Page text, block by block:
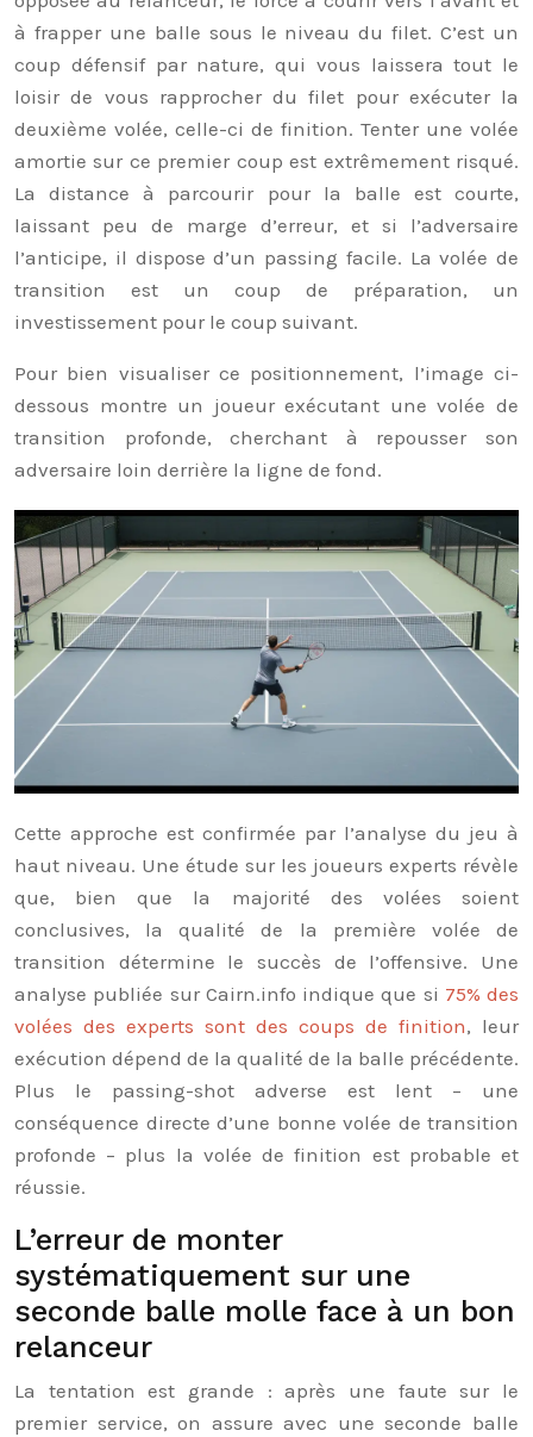
à frapper une balle sous le niveau du filet. C’est un
coup défensif par nature, qui vous laissera tout le
loisir de vous rapprocher du filet pour exécuter la
deuxième volée, celle-ci de finition. Tenter une volée
amortie sur ce premier coup est extrêmement risqué.
La distance à parcourir pour la balle est courte,
laissant peu de marge d’erreur, et si l’adversaire
l’anticipe, il dispose d’un passing facile. La volée de
transition est un coup de préparation, un
investissement pour le coup suivant.
Pour bien visualiser ce positionnement, l’image ci-
dessous montre un joueur exécutant une volée de
transition profonde, cherchant à repousser son
adversaire loin derrière la ligne de fond.
Cette approche est confirmée par l’analyse du jeu à
haut niveau. Une étude sur les joueurs experts révèle
que, bien que la majorité des volées soient
conclusives, la qualité de la première volée de
transition détermine le succès de l’offensive. Une
analyse publiée sur Cairn.info indique que si 75% des
volées des experts sont des coups de finition, leur
exécution dépend de la qualité de la balle précédente.
Plus le passing-shot adverse est lent – une
conséquence directe d’une bonne volée de transition
profonde – plus la volée de finition est probable et
réussie.
L’erreur de monter
systématiquement sur une
seconde balle molle face à un bon
relanceur
La tentation est grande : après une faute sur le
premier service, on assure avec une seconde balle